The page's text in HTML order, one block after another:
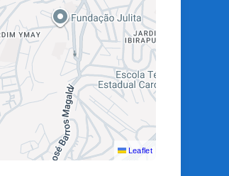
Leaflet